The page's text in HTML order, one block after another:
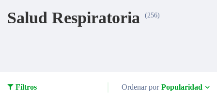
Salud Respiratoria (256)
Filtros Ordenar por Popularidad